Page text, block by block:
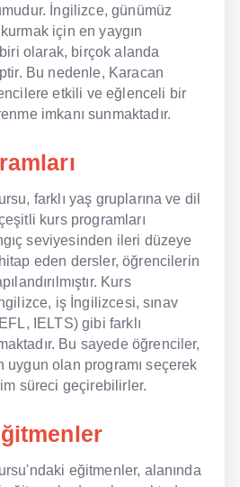
İngilizce, günümüz
için en yaygın
olarak, birçok alanda
Bu nedenle, Karacan
etkili ve eğlenceli bir
imkanı sunmaktadır.
farklı yaş gruplarına ve dil
kurs programları
seviyesinden ileri düzeye
eden dersler, öğrencilerin
Kurs
iş İngilizcesi, sınav
IELTS) gibi farklı
Bu sayede öğrenciler,
uygun olan programı seçerek
süreci geçirebilirler.
eğitmenler, alanında